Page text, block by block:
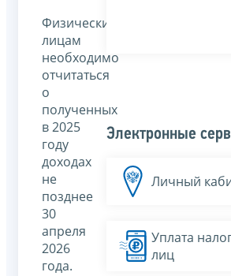
Физическим
лицам
необходимо
отчитаться
о
полученных
в 2025
году
доходах
не
позднее
30
апреля
2026
года.
Электронные
Личный
Уплата
лиц